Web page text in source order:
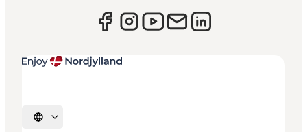
Vælg sprog